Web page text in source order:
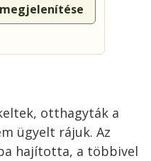
otthagyták a
ügyelt rájuk. Az
hajította, a többivel